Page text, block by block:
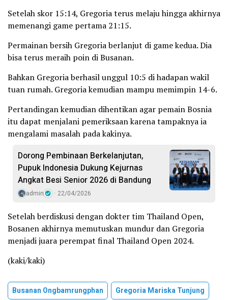
Setelah skor 15:14, Gregoria terus melaju hingga akhirnya
memenangi game pertama 21:15.
Permainan bersih Gregoria berlanjut di game kedua. Dia
bisa terus meraih poin di Busanan.
Bahkan Gregoria berhasil unggul 10:5 di hadapan wakil
tuan rumah. Gregoria kemudian mampu memimpin 14-6.
Pertandingan kemudian dihentikan agar pemain Bosnia
itu dapat menjalani pemeriksaan karena tampaknya ia
mengalami masalah pada kakinya.
Dorong Pembinaan Berkelanjutan,
Pupuk Indonesia Dukung Kejurnas
Angkat Besi Senior 2026 di Bandung
admin 22/04/2026
Setelah berdiskusi dengan dokter tim Thailand Open,
Bosanen akhirnya memutuskan mundur dan Gregoria
menjadi juara perempat final Thailand Open 2024.
(kaki/kaki)
Busanan Ongbamrungphan Gregoria Mariska Tunjung